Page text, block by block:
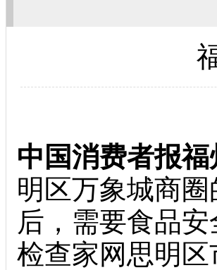
中国消费者报
明区万象城商
后，需要食品
检查家网思明